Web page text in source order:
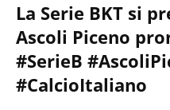
La Serie BKT si
Ascoli Piceno
#SerieB
#CalcioItaliano